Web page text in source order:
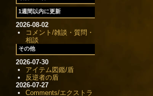
1週間以内に更新
2026-08-02
コメント/雑談・質問・
相談
その他
2026-07-30
アイテム図鑑/盾
反逆者の盾
2026-07-27
Comments/エクストラ